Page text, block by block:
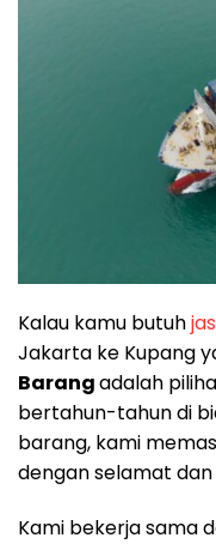
Kalau kamu butuh
Jakarta ke Kupang
Barangadalah
bertahun-tahun di
barang, kami
dengan selamat
Kami bekerja sama